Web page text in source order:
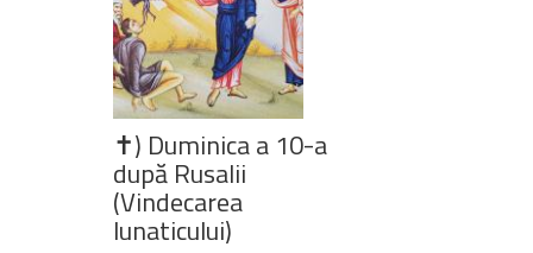
✝) Duminica a 10-a
după Rusalii
(Vindecarea
lunaticului)